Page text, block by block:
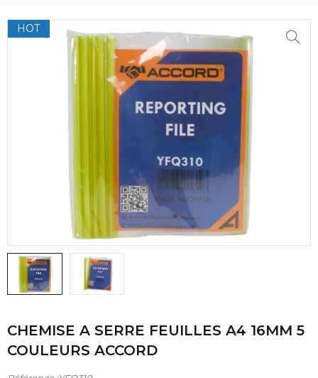
HOT
CHEMISE A SERRE FEUILLES A4 16MM 5
COULEURS ACCORD